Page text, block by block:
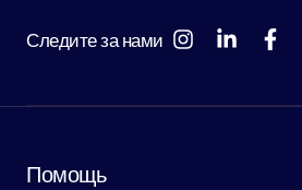
Следите за нами
Помощь